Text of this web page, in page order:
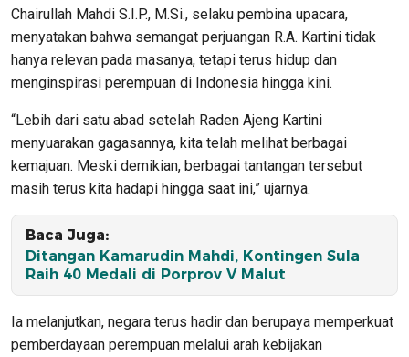
Chairullah Mahdi S.I.P., M.Si., selaku pembina upacara,
menyatakan bahwa semangat perjuangan R.A. Kartini tidak
hanya relevan pada masanya, tetapi terus hidup dan
menginspirasi perempuan di Indonesia hingga kini.
“Lebih dari satu abad setelah Raden Ajeng Kartini
menyuarakan gagasannya, kita telah melihat berbagai
kemajuan. Meski demikian, berbagai tantangan tersebut
masih terus kita hadapi hingga saat ini,” ujarnya.
Baca Juga:
Ditangan Kamarudin Mahdi, Kontingen Sula
Raih 40 Medali di Porprov V Malut
Ia melanjutkan, negara terus hadir dan berupaya memperkuat
pemberdayaan perempuan melalui arah kebijakan